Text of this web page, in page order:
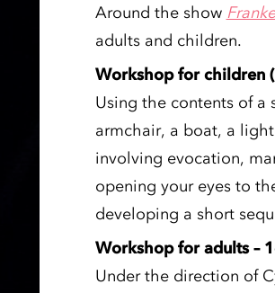
Around the show
adults and children.
Workshop for children
Using the contents of a
armchair, a boat, a
involving evocation,
opening your eyes to
developing a short
Workshop for adults –
Under the direction of